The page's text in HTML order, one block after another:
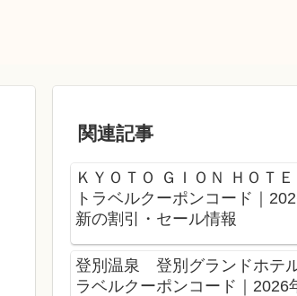
関連記事
ＫＹＯＴＯ ＧＩＯＮ ＨＯＴ
トラベルクーポンコード｜
新の割引・セール情報
登別温泉 登別グランドホテ
ラベルクーポンコード｜2026